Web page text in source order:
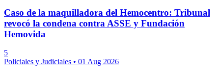
Caso de la maquilladora del Hemocentro: Tribunal
revocó la condena contra ASSE y Fundación
Hemovida
5
Policiales y Judiciales • 01 Aug 2026